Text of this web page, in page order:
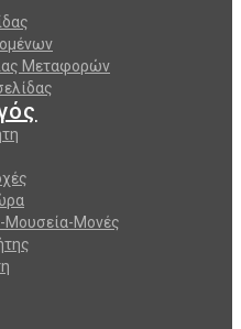
Μεταφορών
Μουσεία-Μονές